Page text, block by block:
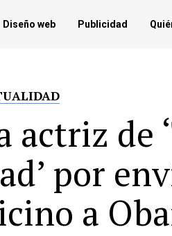
Diseño web Publicidad
actriz de
por
a